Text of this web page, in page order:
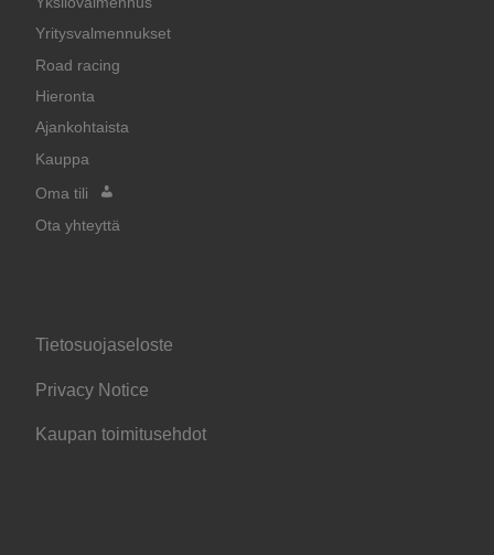
Yritysvalmennukset
Road racing
Hieronta
Ajankohtaista
Kauppa
Oma tili
Ota yhteyttä
Tietosuojaseloste
Privacy Notice
Kaupan toimitusehdot